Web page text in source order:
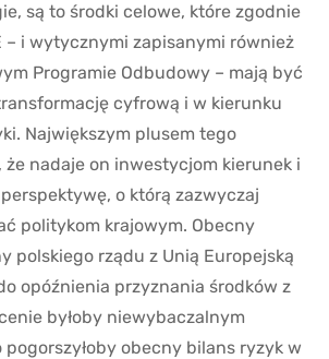
są to środki celowe, które zgodnie
– i wytycznymi zapisanymi również
Programie Odbudowy – mają być
cyfrową i w kierunku
Największym plusem tego
nadaje on inwestycjom kierunek i
o którą zazwyczaj
politykom krajowym. Obecny
polskiego rządu z Unią Europejską
opóźnienia przyznania środków z
byłoby niewybaczalnym
pogorszyłoby obecny bilans ryzyk w